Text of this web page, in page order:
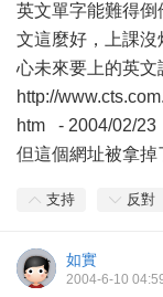
英文單字能難得
文這麼好，上課
心未來要上的英文
http://
htm - 2004/02/23
但這個網址被拿
支持 反對
如實
2004-6-10